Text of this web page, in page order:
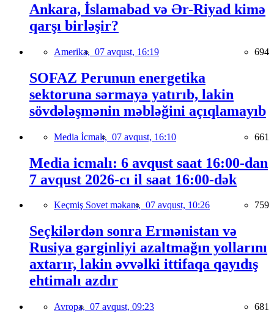
Ankara, İslamabad və Ər-Riyad kimə
qarşı birləşir?
Amerika, 07 avqust, 16:19 694
SOFAZ Perunun energetika
sektoruna sərmayə yatırıb, lakin
sövdələşmənin məbləğini açıqlamayıb
Media İcmalı, 07 avqust, 16:10 661
Media icmalı: 6 avqust saat 16:00-dan
7 avqust 2026-cı il saat 16:00-dək
Keçmiş Sovet məkanı, 07 avqust, 10:26 759
Seçkilərdən sonra Ermənistan və
Rusiya gərginliyi azaltmağın yollarını
axtarır, lakin əvvəlki ittifaqa qayıdış
ehtimalı azdır
Avropa, 07 avqust, 09:23 681